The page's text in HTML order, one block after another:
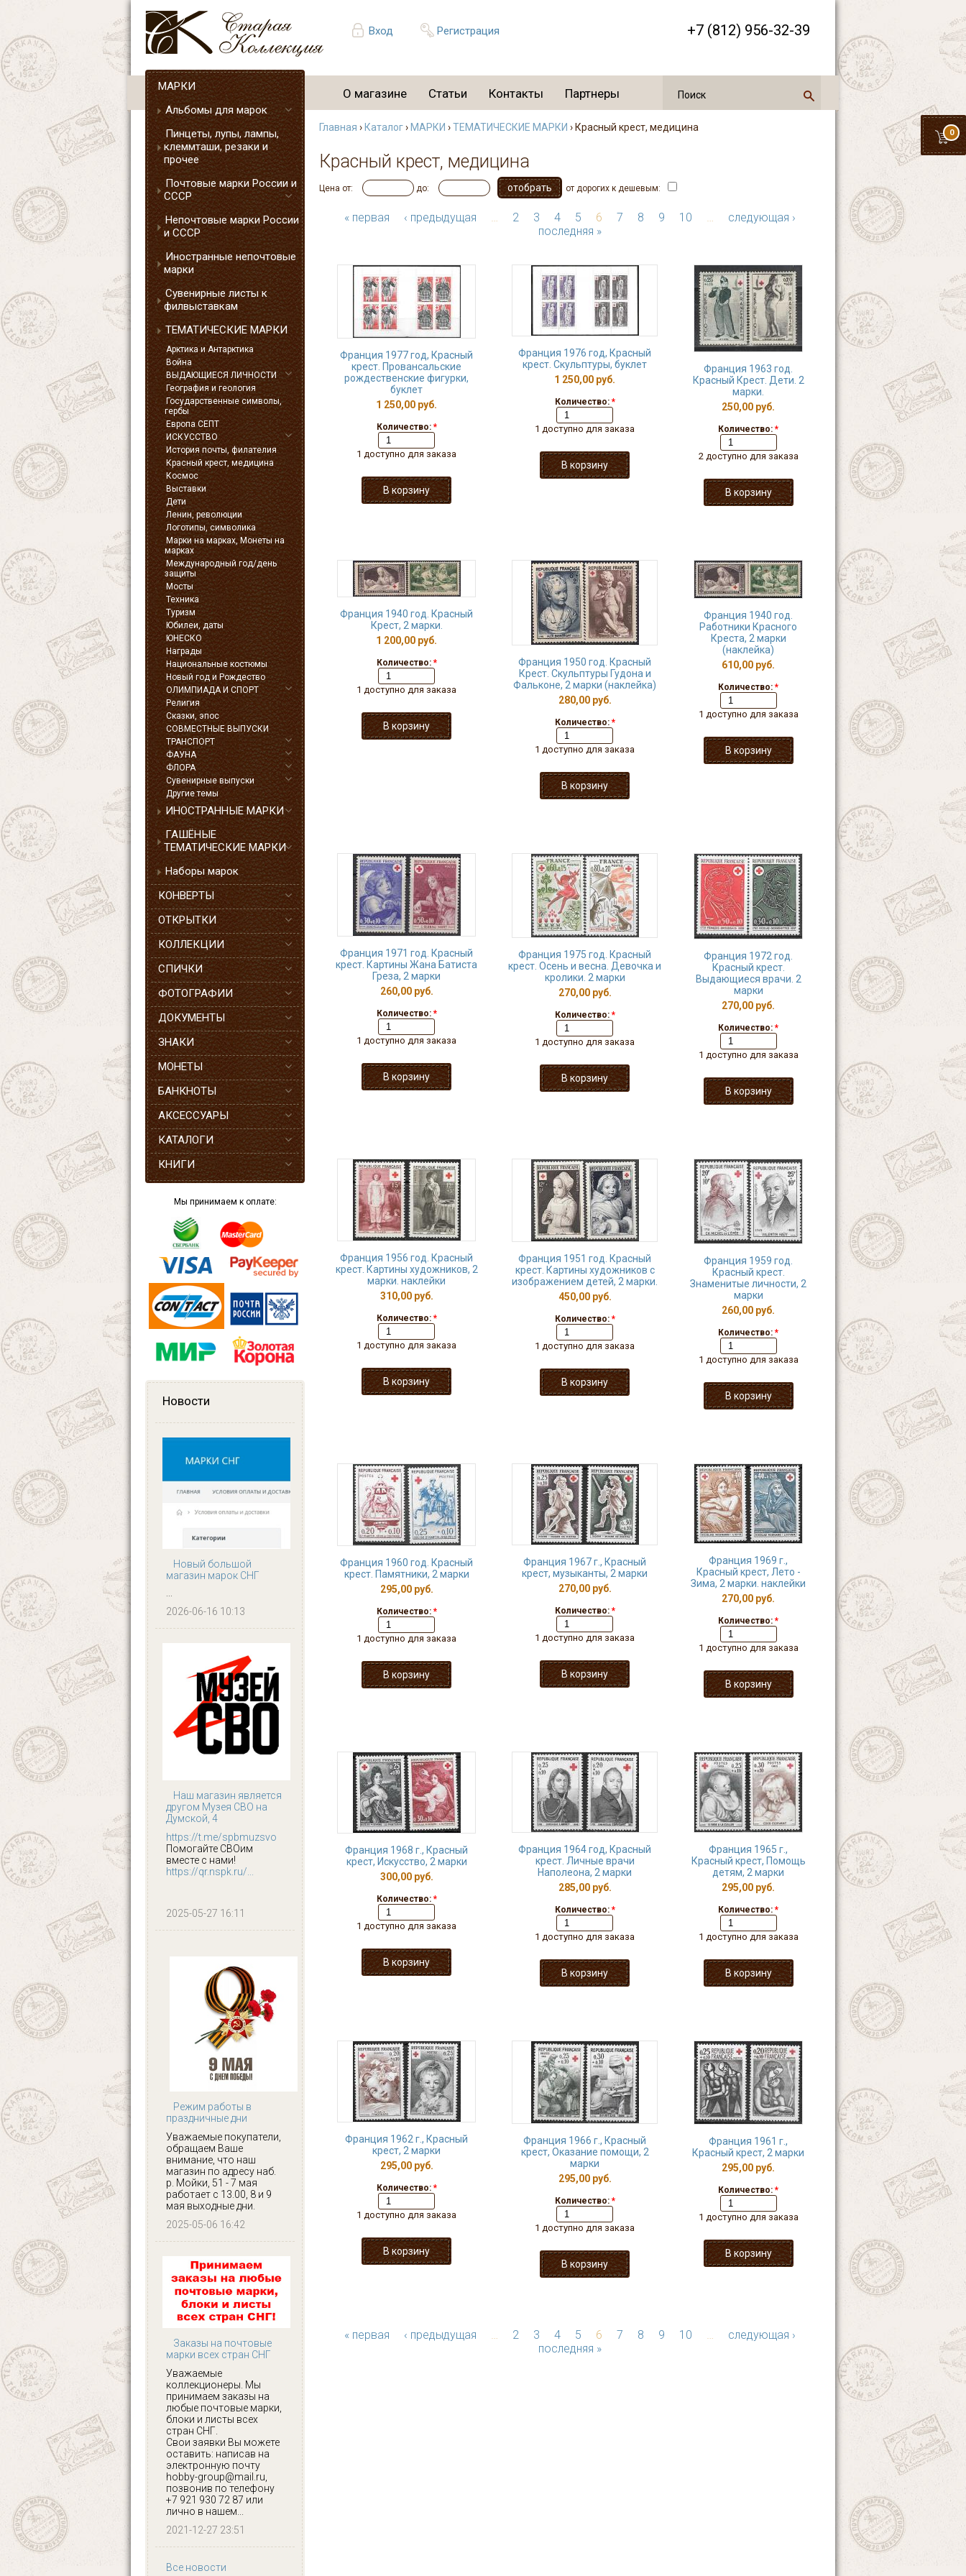
Вход Регистрация +7 (812) 956-32-39
0
О магазине Статьи Контакты Партнеры
МАРКИ
Альбомы для марок
Пинцеты, лупы, лампы,
клеммташи, резаки и
прочее
Почтовые марки России и
СССР
Непочтовые марки России
и СССР
Иностранные непочтовые
марки
Сувенирные листы к
филвыставкам
ТЕМАТИЧЕСКИЕ МАРКИ
Арктика и Антарктика
Война
ВЫДАЮЩИЕСЯ ЛИЧНОСТИ
География и геология
Государственные символы,
гербы
Европа СЕПТ
ИСКУССТВО
История почты, филателия
Красный крест, медицина
Космос
Выставки
Дети
Ленин, революции
Логотипы, символика
Марки на марках, Монеты на
марках
Международный год/день
защиты
Мосты
Техника
Туризм
Юбилеи, даты
ЮНЕСКО
Награды
Национальные костюмы
Новый год и Рождество
ОЛИМПИАДА И СПОРТ
Религия
Сказки, эпос
СОВМЕСТНЫЕ ВЫПУСКИ
ТРАНСПОРТ
ФАУНА
ФЛОРА
Сувенирные выпуски
Другие темы
ИНОСТРАННЫЕ МАРКИ
ГАШЁНЫЕ
ТЕМАТИЧЕСКИЕ МАРКИ
Наборы марок
КОНВЕРТЫ
ОТКРЫТКИ
КОЛЛЕКЦИИ
СПИЧКИ
ФОТОГРАФИИ
ДОКУМЕНТЫ
ЗНАКИ
МОНЕТЫ
БАНКНОТЫ
АКСЕССУАРЫ
КАТАЛОГИ
КНИГИ
Мы принимаем к оплате:
Новости
Новый большой
магазин марок СНГ
...
2026-06-16 10:13
Наш магазин является
другом Музея СВО на
Думской, 4
https://t.me/spbmuzsvo
Помогайте СВОим
вместе с нами!
https://qr.nspk.ru/...
2025-05-27 16:11
Режим работы в
праздничные дни
Уважаемые покупатели,
обращаем Ваше
внимание, что наш
магазин по адресу наб.
р. Мойки, 51 - 7 мая
работает с 13.00, 8 и 9
мая выходные дни.
2025-05-06 16:42
Заказы на почтовые
марки всех стран СНГ
Уважаемые
коллекционеры. Мы
принимаем заказы на
любые почтовые марки,
блоки и листы всех
стран СНГ.
Свои заявки Вы можете
оставить: написав на
электронную почту
hobby-group@mail.ru,
позвонив по телефону
+7 921 930 72 87 или
лично в нашем...
2021-12-27 23:51
Все новости
Главная › Каталог› МАРКИ ›ТЕМАТИЧЕСКИЕ МАРКИ › Красный крест, медицина
Красный крест, медицина
Цена от: до: от дорогих к дешевым:
« первая ‹ предыдущая … 2 3 4 5 6 7 8 9 10 …
следующая ›
последняя »
Франция 1977 год, Красный
крест. Провансальские
рождественские фигурки,
буклет
1 250,00 руб.
Количество: *
1 доступно для заказа
Франция 1976 год, Красный
крест. Скульптуры, буклет
1 250,00 руб.
Количество: *
1 доступно для заказа
Франция 1963 год.
Красный Крест. Дети. 2
марки.
250,00 руб.
Количество: *
2 доступно для заказа
Франция 1940 год. Красный
Крест, 2 марки.
1 200,00 руб.
Количество: *
1 доступно для заказа
Франция 1950 год. Красный
Крест. Скульптуры Гудона и
Фальконе, 2 марки (наклейка)
280,00 руб.
Количество: *
1 доступно для заказа
Франция 1940 год.
Работники Красного
Креста, 2 марки
(наклейка)
610,00 руб.
Количество: *
1 доступно для заказа
Франция 1971 год. Красный
крест. Картины Жана Батиста
Греза, 2 марки
260,00 руб.
Количество: *
1 доступно для заказа
Франция 1975 год. Красный
крест. Осень и весна. Девочка и
кролики. 2 марки
270,00 руб.
Количество: *
1 доступно для заказа
Франция 1972 год.
Красный крест.
Выдающиеся врачи. 2
марки
270,00 руб.
Количество: *
1 доступно для заказа
Франция 1956 год. Красный
крест. Картины художников, 2
марки. наклейки
310,00 руб.
Количество: *
1 доступно для заказа
Франция 1951 год. Красный
крест. Картины художников с
изображением детей, 2 марки.
450,00 руб.
Количество: *
1 доступно для заказа
Франция 1959 год.
Красный крест.
Знаменитые личности, 2
марки
260,00 руб.
Количество: *
1 доступно для заказа
Франция 1960 год. Красный
крест. Памятники, 2 марки
295,00 руб.
Количество: *
1 доступно для заказа
Франция 1967 г., Красный
крест, музыканты, 2 марки
270,00 руб.
Количество: *
1 доступно для заказа
Франция 1969 г.,
Красный крест, Лето -
Зима, 2 марки. наклейки
270,00 руб.
Количество: *
1 доступно для заказа
Франция 1968 г., Красный
крест, Искусство, 2 марки
300,00 руб.
Количество: *
1 доступно для заказа
Франция 1964 год, Красный
крест. Личные врачи
Наполеона, 2 марки
285,00 руб.
Количество: *
1 доступно для заказа
Франция 1965 г.,
Красный крест, Помощь
детям, 2 марки
295,00 руб.
Количество: *
1 доступно для заказа
Франция 1962 г., Красный
крест, 2 марки
295,00 руб.
Количество: *
1 доступно для заказа
Франция 1966 г., Красный
крест, Оказание помощи, 2
марки
295,00 руб.
Количество: *
1 доступно для заказа
Франция 1961 г.,
Красный крест, 2 марки
295,00 руб.
Количество: *
1 доступно для заказа
« первая ‹ предыдущая … 2 3 4 5 6 7 8 9 10 …
следующая ›
последняя »